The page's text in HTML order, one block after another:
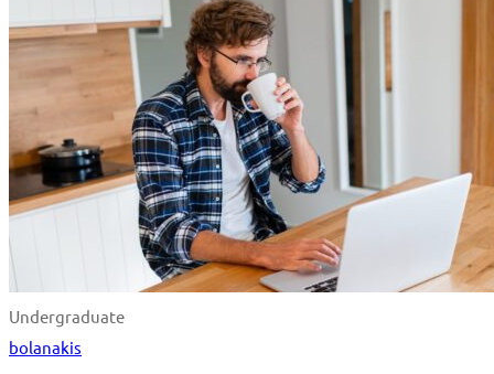
Undergraduate
bolanakis